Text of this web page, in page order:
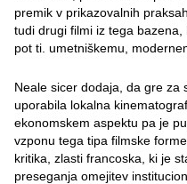
premik v prikazovalnih
tudi drugi filmi iz tega
pot ti. umetniškemu,
Neale sicer dodaja, da gre za
uporabila lokalna
ekonomskem aspektu pa je
vzponu tega tipa filmske
kritika, zlasti francoska, ki je
preseganja omejitev